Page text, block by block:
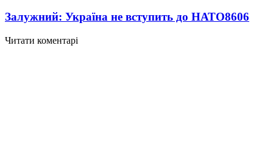
Залужний: Україна не вступить до НАТО8606
Читати коментарі